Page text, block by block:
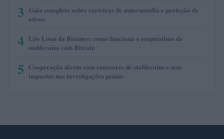
3 Guia completo sobre carteiras de autocustódia e proteção de
ativos
4 Lite Loan da Binance: como funciona o empréstimo de
stablecoins com Bitcoin
5 Cooperação direta com emissores de stablecoins e seus
impactos nas investigações penais